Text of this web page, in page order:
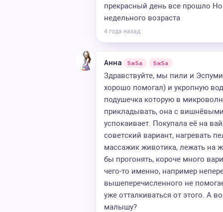
прекрасный день все прошло
недельного возраста
4 года назад
Анна 5ж5а 5ж5а
Здравствуйте, мы пили и
хорошо помогал) и укропную
подушечка которую в
прикладывать, она с
успокаивает. Покупала её на
советский вариант, нагревать
массажик животика, лежать на
бы прогонять, короче много
чего-то именно, например
вышеперечисленного не
уже отталкиваться от этого. А
малышу?